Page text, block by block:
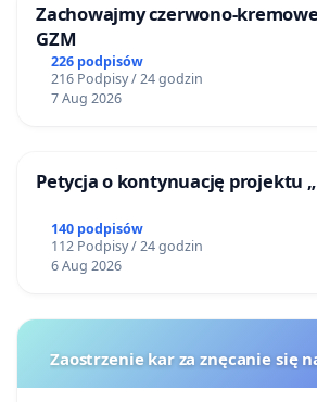
Zachowajmy czerwono-
GZM
226 podpisów
216 Podpisy / 24 godzin
7 Aug 2026
Petycja o kontynuację projektu
140 podpisów
112 Podpisy / 24 godzin
6 Aug 2026
Zaostrzenie kar za znęcanie się